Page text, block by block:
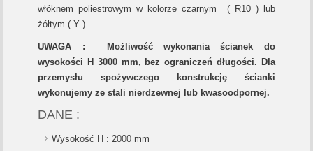
włóknem poliestrowym w kolorze czarnym ( R10 ) lub
żółtym ( Y ).
UWAGA : Możliwość wykonania ścianek do
wysokości H 3000 mm, bez ograniczeń długości. Dla
przemysłu spożywczego konstrukcję ścianki
wykonujemy ze stali nierdzewnej lub kwasoodpornej.
DANE :
Wysokość H : 2000 mm